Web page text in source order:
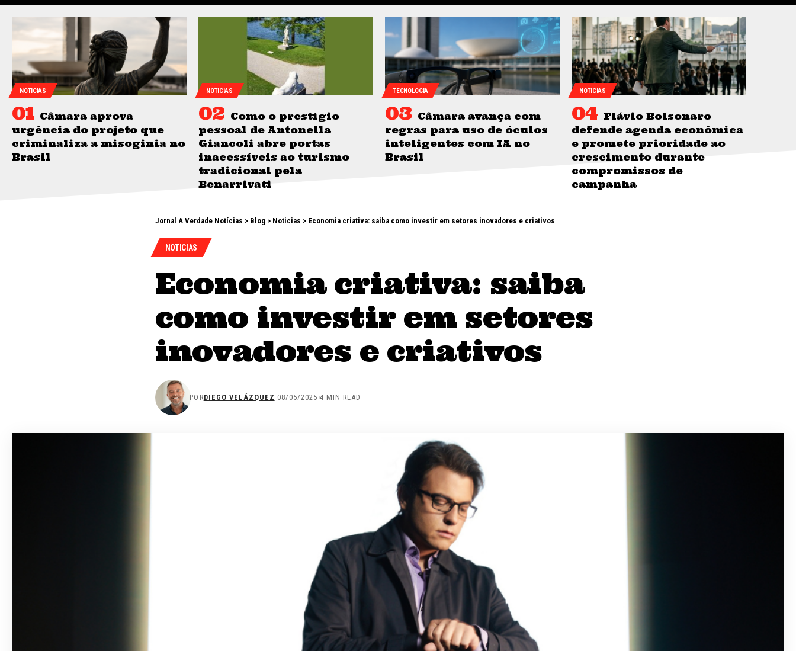
NOTICIAS
Câmara aprova
urgência do projeto que
criminaliza a misoginia no
Brasil
NOTICIAS
Como o prestígio
pessoal de Antonella
Giancoli abre portas
inacessíveis ao turismo
tradicional pela
Benarrivati
TECNOLOGIA
Câmara avança com
regras para uso de óculos
inteligentes com IA no
Brasil
NOTICIAS
Flávio Bolsonaro
defende agenda econômica
e promete prioridade ao
crescimento durante
compromissos de
campanha
Jornal A Verdade Notícias > Blog > Noticias > Economia criativa: saiba como investir em setores inovadores e criativos
NOTICIAS
Economia criativa: saiba
como investir em setores
inovadores e criativos
PORDIEGO VELÁZQUEZ 08/05/2025 4 MIN READ